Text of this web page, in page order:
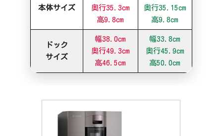
本体サイズ
奥行35.3cm
高9.8cm
奥行35.15cm
高9.8cm
ドック
サイズ
幅38.0cm
奥行49.3cm
高46.5cm
幅33.8cm
奥行45.9cm
高50.0cm